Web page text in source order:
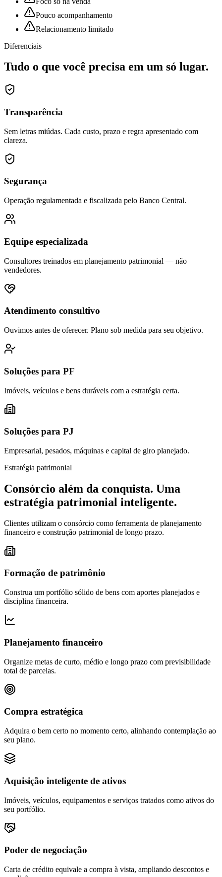
Pouco acompanhamento
Relacionamento limitado
Diferenciais
Tudo o que você precisa em um só lugar.
Transparência
Sem letras miúdas. Cada custo, prazo e regra apresentado com
clareza.
Segurança
Operação regulamentada e fiscalizada pelo Banco Central.
Equipe especializada
Consultores treinados em planejamento patrimonial — não
vendedores.
Atendimento consultivo
Ouvimos antes de oferecer. Plano sob medida para seu objetivo.
Soluções para PF
Imóveis, veículos e bens duráveis com a estratégia certa.
Soluções para PJ
Empresarial, pesados, máquinas e capital de giro planejado.
Estratégia patrimonial
Consórcio além da conquista. Uma
estratégia patrimonial inteligente.
Clientes utilizam o consórcio como ferramenta de planejamento
financeiro e construção patrimonial de longo prazo.
Formação de patrimônio
Construa um portfólio sólido de bens com aportes planejados e
disciplina financeira.
Planejamento financeiro
Organize metas de curto, médio e longo prazo com previsibilidade
total de parcelas.
Compra estratégica
Adquira o bem certo no momento certo, alinhando contemplação ao
seu plano.
Aquisição inteligente de ativos
Imóveis, veículos, equipamentos e serviços tratados como ativos do
seu portfólio.
Poder de negociação
Carta de crédito equivale a compra à vista, ampliando descontos e